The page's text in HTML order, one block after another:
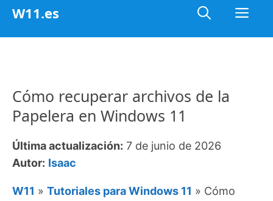
Saltar
W11.es
Cómo recuperar archivos de la
Papelera en Windows 11
Última actualización: 7 de junio de 2026
Autor: Isaac
W11 » Tutoriales para Windows 11 » Cómo